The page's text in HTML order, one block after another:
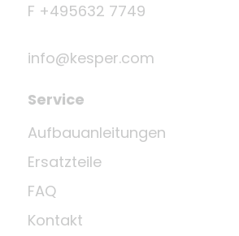
F +495632 7749
info@kesper.com
Service
Aufbauanleitungen
Ersatzteile
FAQ
Kontakt